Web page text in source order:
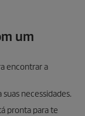
um
encontrar a
necessidades.
pronta para te